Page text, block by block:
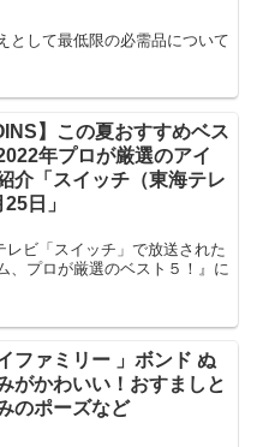
として最低限の必需品について
】この夏おすすめベス
年プロが厳選のアイ
介「スイッチ（東海テレ
日」
レビ「スイッチ」で放送された
、プロが厳選のベスト５！』に
ファミリー 」ボンド ぬ
がかわいい！おすましと
のポーズなど